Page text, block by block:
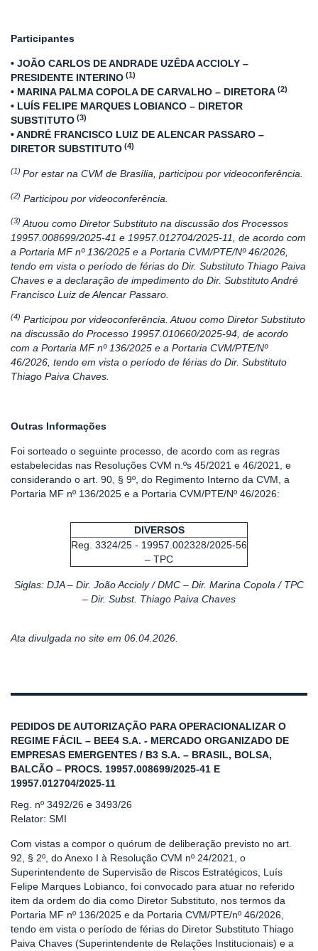
Participantes
• JOÃO CARLOS DE ANDRADE UZÊDA ACCIOLY –
PRESIDENTE INTERINO (1)
• MARINA PALMA COPOLA DE CARVALHO – DIRETORA (2)
• LUÍS FELIPE MARQUES LOBIANCO – DIRETOR
SUBSTITUTO (3)
• ANDRÉ FRANCISCO LUIZ DE ALENCAR PASSARO –
DIRETOR SUBSTITUTO (4)
(1) Por estar na CVM de Brasília, participou por videoconferência.
(2) Participou por videoconferência.
(3) Atuou como Diretor Substituto na discussão dos Processos
19957.008699/2025-41 e 19957.012704/2025-11, de acordo com
a Portaria MF nº 136/2025 e a Portaria CVM/PTE/Nº 46/2026,
tendo em vista o período de férias do Dir. Substituto Thiago Paiva
Chaves e a declaração de impedimento do Dir. Substituto André
Francisco Luiz de Alencar Passaro.
(4) Participou por videoconferência. Atuou como Diretor Substituto
na discussão do Processo 19957.010660/2025-94, de acordo
com a Portaria MF nº 136/2025 e a Portaria CVM/PTE/Nº
46/2026, tendo em vista o período de férias do Dir. Substituto
Thiago Paiva Chaves.
Outras Informações
Foi sorteado o seguinte processo, de acordo com as regras
estabelecidas nas Resoluções CVM n.ºs 45/2021 e 46/2021, e
considerando o art. 90, § 9º, do Regimento Interno da CVM, a
Portaria MF nº 136/2025 e a Portaria CVM/PTE/Nº 46/2026:
DIVERSOS
Reg. 3324/25 - 19957.002328/2025-56
– TPC
Siglas: DJA – Dir. João Accioly / DMC – Dir. Marina Copola / TPC
– Dir. Subst. Thiago Paiva Chaves
Ata divulgada no site em 06.04.2026.
PEDIDOS DE AUTORIZAÇÃO PARA OPERACIONALIZAR O
REGIME FÁCIL – BEE4 S.A. - MERCADO ORGANIZADO DE
EMPRESAS EMERGENTES / B3 S.A. – BRASIL, BOLSA,
BALCÃO – PROCS. 19957.008699/2025-41 E
19957.012704/2025-11
Reg. nº 3492/26 e 3493/26
Relator: SMI
Com vistas a compor o quórum de deliberação previsto no art.
92, § 2º, do Anexo I à Resolução CVM nº 24/2021, o
Superintendente de Supervisão de Riscos Estratégicos, Luís
Felipe Marques Lobianco, foi convocado para atuar no referido
item da ordem do dia como Diretor Substituto, nos termos da
Portaria MF nº 136/2025 e da Portaria CVM/PTE/nº 46/2026,
tendo em vista o período de férias do Diretor Substituto Thiago
Paiva Chaves (Superintendente de Relações Institucionais) e a